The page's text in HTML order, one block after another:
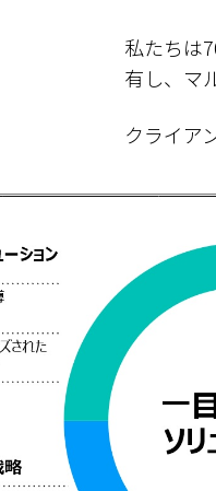
私たちは
有し、マ
クライア